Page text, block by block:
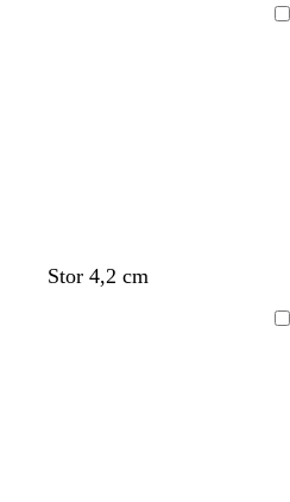
Stor 4,2 cm